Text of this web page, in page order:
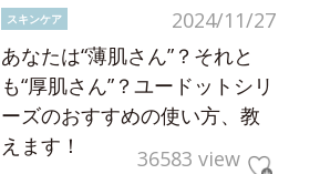
2024/11/27
スキンケア
あなたは“薄肌さん”？それと
も“厚肌さん”？ユードットシリ
ーズのおすすめの使い方、教
えます！
36583 view